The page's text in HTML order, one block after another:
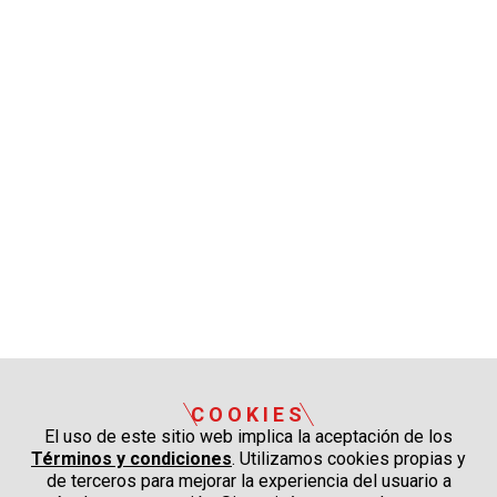
COOKIES
El uso de este sitio web implica la aceptación de los
Términos y condiciones. Utilizamos cookies propias y
de terceros para mejorar la experiencia del usuario a